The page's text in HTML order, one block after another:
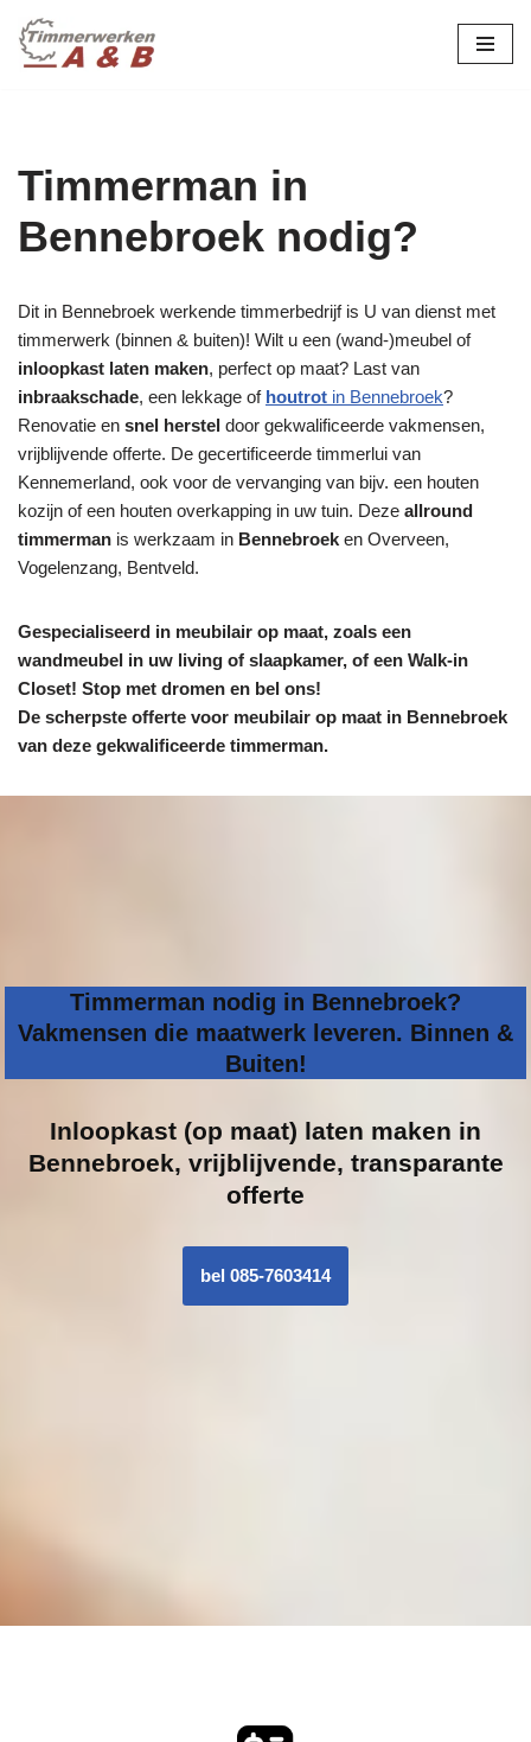
Ga
Timmerman in
Bennebroek nodig?
Dit in Bennebroek werkende timmerbedrijf is U van dienst met
timmerwerk (binnen & buiten)! Wilt u een (wand-)meubel of
inloopkast laten maken, perfect op maat? Last van
inbraakschade, een lekkage of houtrot in Bennebroek?
Renovatie en snel herstel door gekwalificeerde vakmensen,
vrijblijvende offerte. De gecertificeerde timmerlui van
Kennemerland, ook voor de vervanging van bijv. een houten
kozijn of een houten overkapping in uw tuin. Deze allround
timmerman is werkzaam in Bennebroek en Overveen,
Vogelenzang, Bentveld.
Gespecialiseerd in meubilair op maat, zoals een
wandmeubel in uw living of slaapkamer, of een Walk-in
Closet! Stop met dromen en bel ons!
De scherpste offerte voor meubilair op maat in Bennebroek
van deze gekwalificeerde timmerman.
Timmerman nodig in Bennebroek?
Vakmensen die maatwerk leveren. Binnen &
Buiten!
Inloopkast (op maat) laten maken in
Bennebroek, vrijblijvende, transparante
offerte
bel 085-7603414